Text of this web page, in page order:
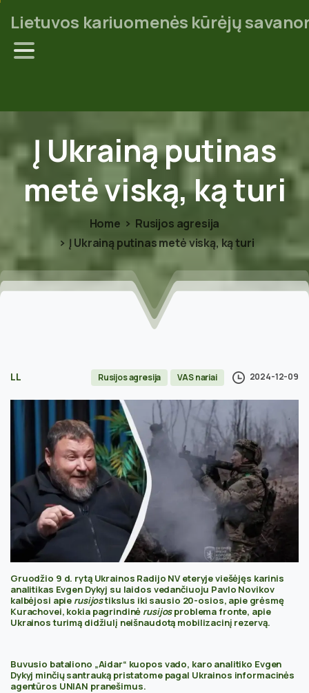
Lietuvos kariuomenės kūrėjų
Į Ukrainąputinas
metėviską,kąturi
Home
Rusijos agresija
Į Ukrainą putinas metė viską, ką turi
LL Rusijos agresija VAS nariai 2024-12-09
Gruodžio 9 d. rytą Ukrainos Radijo NV eteryje viešėjęs karinis
analitikas Evgen Dykyj su laidos vedančiuoju Pavlo Novikov
kalbėjosi apie rusijostikslus iki sausio 20-osios, apie grėsmę
Kurachovei, kokia pagrindinė rusijosproblema fronte, apie
Ukrainos turimą didžiulį neišnaudotą mobilizacinį rezervą.
Buvusio bataliono „Aidar“ kuopos vado, karo analitiko Evgen
Dykyj minčių santrauką pristatome pagal Ukrainos informacinės
agentūros UNIAN pranešimus.